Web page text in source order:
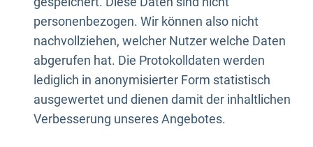
personenbezogen. Wir können also nicht
nachvollziehen, welcher Nutzer welche Daten
abgerufen hat. Die Protokolldaten werden
lediglich in anonymisierter Form statistisch
ausgewertet und dienen damit der inhaltlichen
Verbesserung unseres Angebotes.